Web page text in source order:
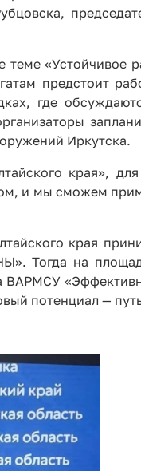
«Устойчивое
предстоит
где
Иркутска.
края»,
и мы сможем
края
Тогда на
ВАРМСУ
потенциал —